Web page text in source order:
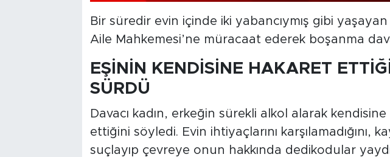
Bir süredir evin içinde iki yabancıymış gibi
Aile Mahkemesi’ne müracaat ederek boşanma
EŞİNİN KENDİSİNE HAKARET
SÜRDÜ
Davacı kadın, erkeğin sürekli alkol alarak
ettiğini söyledi. Evin ihtiyaçlarını karşılamadığını,
suçlayıp çevreye onun hakkında dedikodular